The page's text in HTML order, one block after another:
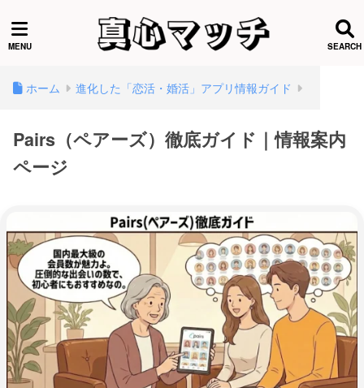
ホーム 進化した「恋活・婚活」アプリ情報ガイド
Pairs（ペアーズ）徹底ガイド｜情報案内
ページ